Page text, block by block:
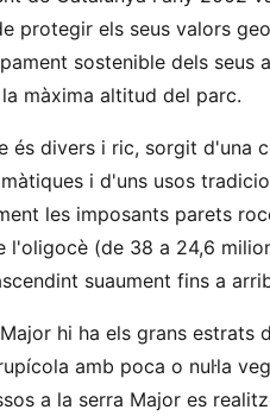
protegir els seus valors
sostenible dels seus
màxima altitud del parc.
és divers i ric, sorgit d'una
i d'uns usos
les imposants parets
l'oligocè (de 38 a 24,6
suaument fins a
hi ha els grans estrats
amb poca o nul·la
a la serra Major es